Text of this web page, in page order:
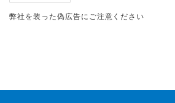
弊社を装った偽広告にご注意ください